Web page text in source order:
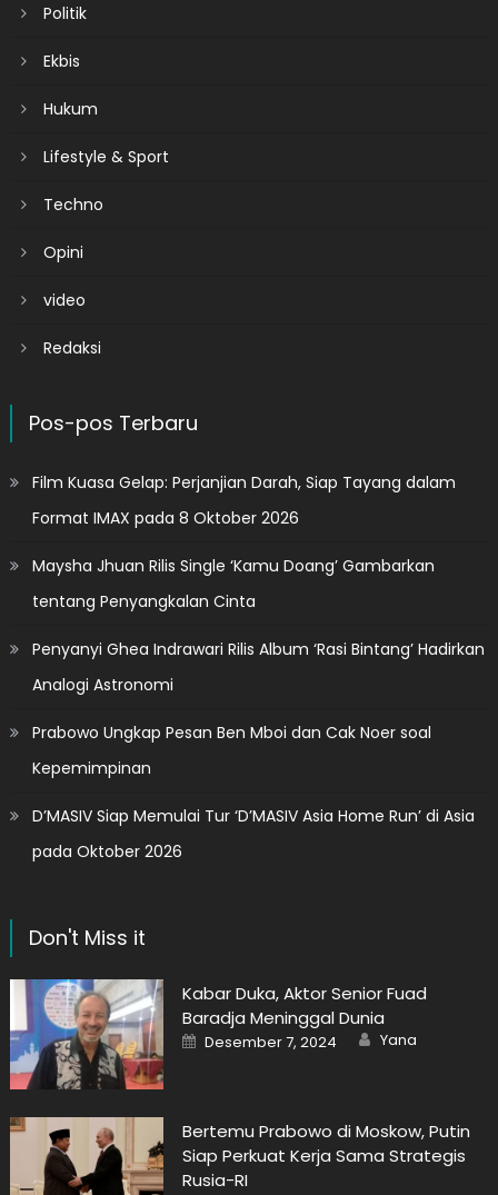
Politik
Ekbis
Hukum
Lifestyle & Sport
Techno
Opini
video
Redaksi
Pos-pos Terbaru
Film Kuasa Gelap: Perjanjian Darah, Siap Tayang dalam
Format IMAX pada 8 Oktober 2026
Maysha Jhuan Rilis Single ‘Kamu Doang’ Gambarkan
tentang Penyangkalan Cinta
Penyanyi Ghea Indrawari Rilis Album ‘Rasi Bintang’ Hadirkan
Analogi Astronomi
Prabowo Ungkap Pesan Ben Mboi dan Cak Noer soal
Kepemimpinan
D’MASIV Siap Memulai Tur ‘D’MASIV Asia Home Run’ di Asia
pada Oktober 2026
Don't Miss it
Kabar Duka, Aktor Senior Fuad
Baradja Meninggal Dunia
Posted
on
Desember 7, 2024 Author
Yana
Bertemu Prabowo di Moskow, Putin
Siap Perkuat Kerja Sama Strategis
Rusia-RI